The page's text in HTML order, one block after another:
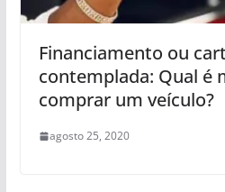
Financiamento ou
contemplada: Qual é
comprar um veículo?
agosto 25, 2020